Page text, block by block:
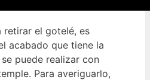
retirar el gotelé, es
acabado que tiene la
puede realizar con
Para averiguarlo,